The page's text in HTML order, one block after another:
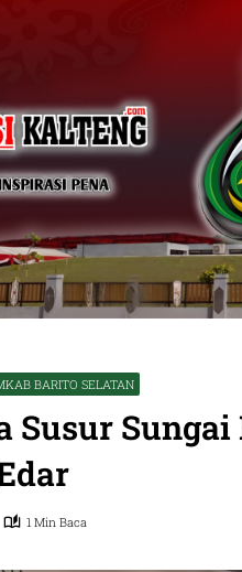
BARITO SELATAN
Susur
1 Min Baca